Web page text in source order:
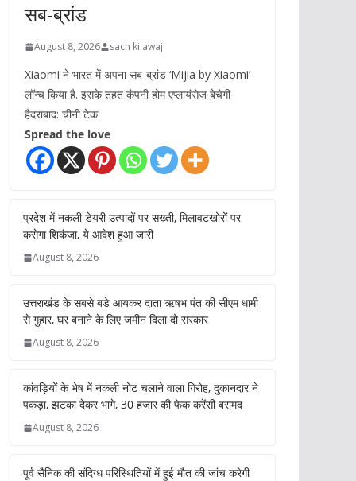
सब-ब्रांड
August 8, 2026 sach ki awaj
Xiaomi ने भारत में अपना सब-ब्रांड ‘Mijia by Xiaomi’
लॉन्च किया है. इसके तहत कंपनी होम एप्लायंसेज बेचेगी
हैदराबाद: चीनी टेक
Spread the love
प्रदेश में नकली डेयरी उत्पादों पर सख्ती, मिलावटखोरों पर
कसेगा शिकंजा, ये आदेश हुआ जारी
August 8, 2026
उत्तराखंड के सबसे बड़े आयकर दाता ऋषभ पंत की सीएम धामी
से गुहार, घर बनाने के लिए जमीन दिला दो सरकार
August 8, 2026
कांवड़ियों के भेष में नकली नोट चलाने वाला गिरोह, दुकानदार ने
पकड़ा, झटका देकर भागे, 30 हजार की फेक करेंसी बरामद
August 8, 2026
पूर्व सैनिक की संदिग्ध परिस्थितियों में हुई मौत की जांच करेगी